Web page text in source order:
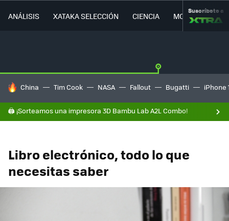
ANÁLISIS XATAKA SELECCIÓN CIENCIA MOVILIDAD
Suscríbete a
HOY SE HABLA DE
China Tim Cook NASA Fallout Bugatti iPhone
🖨️ ¡Sorteamos una impresora 3D Bambu Lab A2L Combo!
Libro electrónico, todo lo que
necesitas saber